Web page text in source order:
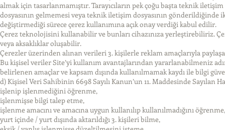
almak için tasarlanmamıştır. Tarayıcıların pek çoğu başta teknik
dosyasının gelmemesi veya teknik iletişim dosyasının
değiştirmediği sürece çerez kullanımına açık onay verdiği kabul edilir.
Çerez teknolojisini kullanabilir ve bunları cihazınıza yerleştirebiliriz.
veya aksaklıklar oluşabilir.
Çerezler üzerinden alınan verileri 3. kişilerle reklam amaçlarıyla
Bu kişisel veriler Site’yi kullanım avantajlarından yararlanabilmeniz
belirlenen amaçlar ve kapsam dışında kullanılmamak kaydı ile bilgi
d) Kişisel Veri Sahibinin 6698 Sayılı Kanun’un 11. Maddesinde Sayılan
işlenip işlenmediğini öğrenme,
işlenmişse bilgi talep etme,
işlenme amacını ve amacına uygun kullanılıp kullanılmadığını öğrenme,
yurt içinde / yurt dışında aktarıldığı 3. kişileri bilme,